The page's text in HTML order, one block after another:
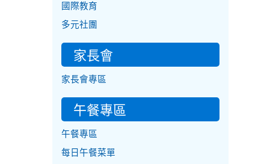
國際教育
多元社團
家長會
家長會專區
午餐專區
午餐專區
每日午餐菜單